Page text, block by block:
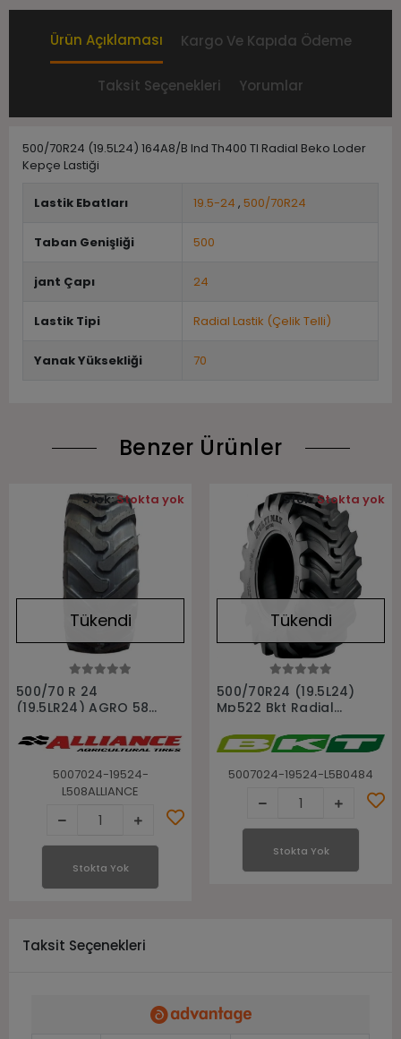
Ürün Açıklaması Kargo Ve Kapıda Ödeme
Taksit Seçenekleri Yorumlar
500/70R24 (19.5L24) 164A8/B Ind Th400 Tl Radial Beko Loder
Kepçe Lastiği
Lastik Ebatları 19.5-24 , 500/70R24
Taban Genişliği 500
jant Çapı 24
Lastik Tipi Radial Lastik (Çelik Telli)
Yanak Yüksekliği 70
Benzer Ürünler
Stokta Yok
Tükendi
500/70 R 24
(19.5LR24) AGRO 580
Lastiği
5007024-19524-
L508ALLIANCE
Stok:Stokta yok
Stokta Yok
Stokta Yok
Tükendi
500/70R24 (19.5L24)
Mp522 Bkt Radial
Lastiği
5007024-19524-L5B0484
Stok:Stokta yok
Stokta Yok
Taksit Seçenekleri